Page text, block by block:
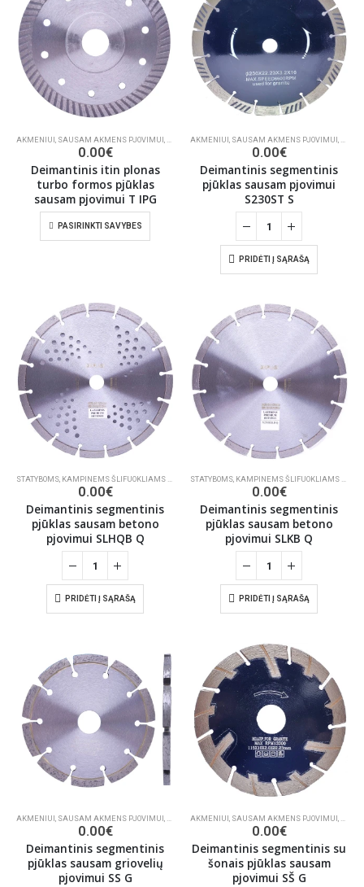
AKMENIUI SAUSAM AKMENS PJOVIMUI DEIMANTINIAI PJŪKLAI
0.00€
Deimantinis itin plonas
turbo formos pjūklas
sausam pjovimui T IPG
PASIRINKTI SAVYBES
AKMENIUI SAUSAM AKMENS PJOVIMUI
0.00€
Deimantinis segmentinis
pjūklas sausam pjovimui
S230ST S
PRIDĖTI Į SĄRAŠĄ
STATYBOMS KAMPINEMS ŠLIFUOKLIAMS BETONUI, MŪRUI PJAUTI ,DEIMANTINIAI PJŪKLAI
0.00€
Deimantinis segmentinis
pjūklas sausam betono
pjovimui SLHQB Q
PRIDĖTI Į SĄRAŠĄ
STATYBOMS KAMPINEMS ŠLIFUOKLIAMS BETONUI, MŪRUI PJAUTI
0.00€
Deimantinis segmentinis
pjūklas sausam betono
pjovimui SLKB Q
PRIDĖTI Į SĄRAŠĄ
AKMENIUI, SAUSAM AKMENS PJOVIMUI, STATYBOMS,KAMPINEMS ŠLIFUOKLIAMS BETONUI,
0.00€
Deimantinis segmentinis
pjūklas sausam griovelių
pjovimui SS G
AKMENIUI, SAUSAM AKMENS PJOVIMUI,
0.00€
Deimantinis segmentinis su
šonais pjūklas sausam
pjovimui SŠ G